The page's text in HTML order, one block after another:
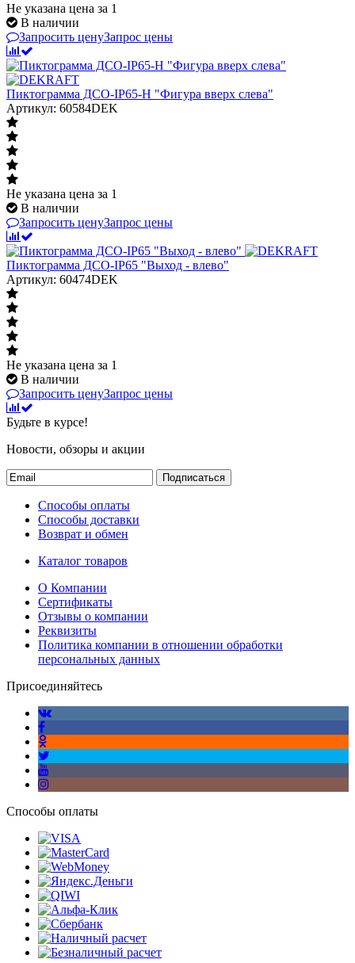
Не указана цена за 1
В наличии
Запросить ценуЗапрос цены
Пиктограмма ДСО-IP65-Н "Фигура вверх слева"
Артикул: 60584DEK
Не указана цена за 1
В наличии
Запросить ценуЗапрос цены
Пиктограмма ДСО-IP65 "Выход - влево"
Артикул: 60474DEK
Не указана цена за 1
В наличии
Запросить ценуЗапрос цены
Будьте в курсе!
Новости, обзоры и акции
Подписаться
Способы оплаты
Способы доставки
Возврат и обмен
Каталог товаров
О Компании
Сертификаты
Отзывы о компании
Реквизиты
Политика компании в отношении обработки
персональных данных
Присоединяйтесь
Способы оплаты